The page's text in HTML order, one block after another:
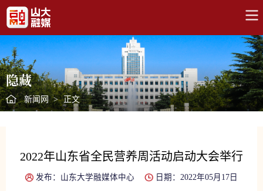
隐藏
新闻网 > 正文
2022年山东省全民营养周活动启动大会举行
发布：山东大学融媒体中心 日期：2022年05月17日